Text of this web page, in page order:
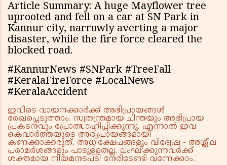
Article Summary: A huge Mayflower tree
uprooted and fell on a car at SN Park in
Kannur city, narrowly averting a major
disaster, while the fire force cleared the
blocked road.
#KannurNews #SNPark #TreeFall
#KeralaFireForce #LocalNews
#KeralaAccident
ഇവിടെ വായനക്കാർക്ക് അഭിപ്രായങ്ങൾ
രേഖപ്പെടുത്താം. സ്വതന്ത്രമായ ചിന്തയും അഭിപ്രായ
പ്രകടനവും പ്രോത്സാഹിപ്പിക്കുന്നു. എന്നാൽ ഇവ
കെവാർത്തയുടെ അഭിപ്രായങ്ങളായി
കണക്കാക്കരുത്. അധിക്ഷേപങ്ങളും വിദ്വേഷ - അശ്ലീല
പരാമർശങ്ങളും പാടുള്ളതല്ല. ലംഘിക്കുന്നവർക്ക്
ശക്തമായ നിയമനടപടി നേരിടേണ്ടി വന്നേക്കാം.